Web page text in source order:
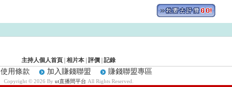
主持人個人首頁 相片本 評價 記錄
使用條款 加入賺錢聯盟 賺錢聯盟專區
Copyright © 2026 By ut直播間平台 All Rights Reserved.